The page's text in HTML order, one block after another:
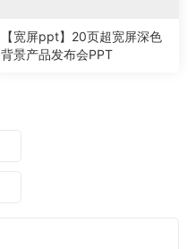
【宽屏ppt】20页超宽屏深色
背景产品发布会PPT